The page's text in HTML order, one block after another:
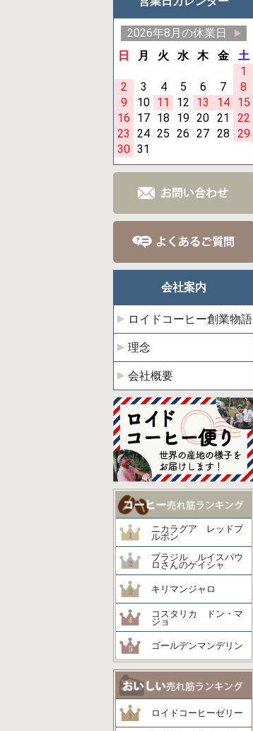
2026年8月の休業日
日
月 火 水 木 金
土
1
2
3 4 5 6 7
8
9
10 11 12 13 14
15
16
17 18 19 20 21
22
23
24 25 26 27 28
29
30 31
会社案内
ロイドコーヒー創業物語
理念
会社概要
ニカラグア レッドブ
ルボン
ブラジル ルイスパウ
ロさんのゲイシャ
キリマンジャロ
コスタリカ ドン・マ
ジョ
ゴールデンマンデリン
ロイドコーヒーゼリー